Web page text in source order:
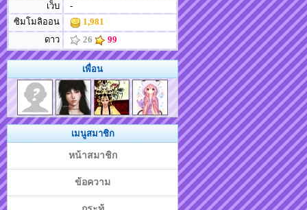
เว็บ
-
ซิมโมลิออน
1,981
ดาว
26 99
เพื่อน
เมนูสมาชิก
หน้าสมาชิก
ข้อความ